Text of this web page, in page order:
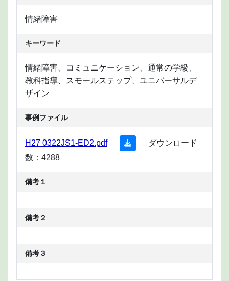
情緒障害
キーワード
情緒障害、コミュニケーション、通常の学級、
教科指導、スモールステップ、ユニバーサルデ
ザイン
事例ファイル
H27 0322JS1-ED2.pdf
ダウンロード
数： 4288
備考１
備考２
備考３